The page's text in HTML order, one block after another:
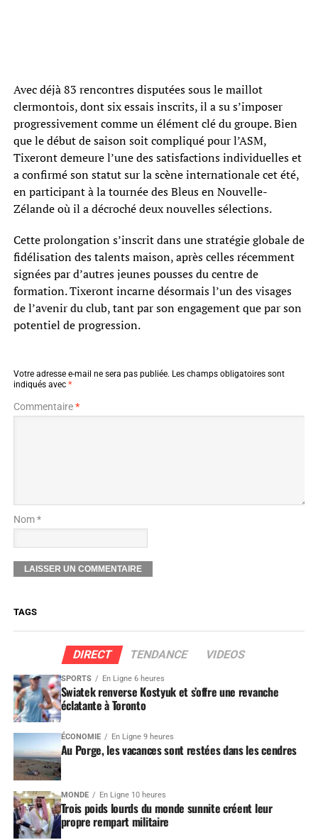
Avec déjà 83 rencontres disputées sous le maillot
clermontois, dont six essais inscrits, il a su s’imposer
progressivement comme un élément clé du groupe. Bien
que le début de saison soit compliqué pour l’ASM,
Tixeront demeure l’une des satisfactions individuelles et
a confirmé son statut sur la scène internationale cet été,
en participant à la tournée des Bleus en Nouvelle-
Zélande où il a décroché deux nouvelles sélections.
Cette prolongation s’inscrit dans une stratégie globale de
fidélisation des talents maison, après celles récemment
signées par d’autres jeunes pousses du centre de
formation. Tixeront incarne désormais l’un des visages
de l’avenir du club, tant par son engagement que par son
potentiel de progression.
Votre adresse e-mail ne sera pas publiée. Les champs obligatoires sont
indiqués avec *
Commentaire*
Nom *
TAGS
DIRECT TENDANCE VIDEOS
SPORTS En Ligne 6 heures
Swiatek renverse Kostyuk et s’offre une revanche
éclatante à Toronto
ÉCONOMIE En Ligne 9 heures
Au Porge, les vacances sont restées dans les cendres
MONDE En Ligne 10 heures
Trois poids lourds du monde sunnite créent leur
propre rempart militaire